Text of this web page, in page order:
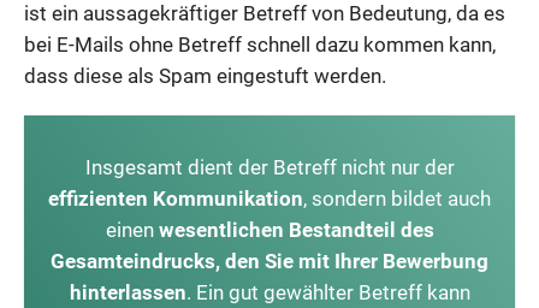
ist ein aussagekräftiger Betreff von Bedeutung, da es
bei E-Mails ohne Betreff schnell dazu kommen kann,
dass diese als Spam eingestuft werden.
Insgesamt dient der Betreff nicht nur der
effizienten Kommunikation, sondern bildet auch
einen wesentlichen Bestandteil des
Gesamteindrucks, den Sie mit Ihrer Bewerbung
hinterlassen. Ein gut gewählter Betreff kann